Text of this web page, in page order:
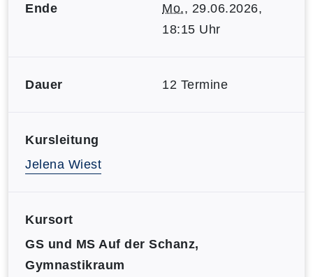
Ende Mo., 29.06.2026,
18:15 Uhr
Dauer 12 Termine
Kursleitung
Jelena Wiest
Kursort
GS und MS Auf der Schanz,
Gymnastikraum